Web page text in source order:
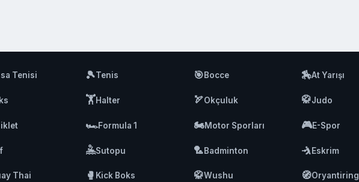
Tenisi 🎾Tenis 🎯Bocce 🏇At Yarışı
🏋️Halter 🏹Okçuluk 🥋Judo
🏎️Formula 1 🏍️Motor Sporları 🎮E-Spor
🤽Sutopu 🏸Badminton 🤺Eskrim
Thai 🥊 Kick Boks 🥋Wushu 🧭Oryantiring